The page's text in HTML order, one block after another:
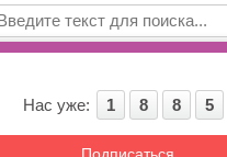
Нас уже: 1 8 8 5